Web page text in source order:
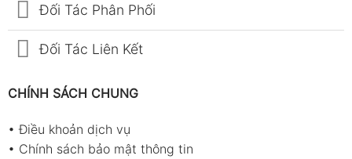
Đối Tác Phân Phối
Đối Tác Liên Kết
CHÍNH SÁCH CHUNG
•Điều khoản dịch vụ
• Chính sách bảo mật thông tin